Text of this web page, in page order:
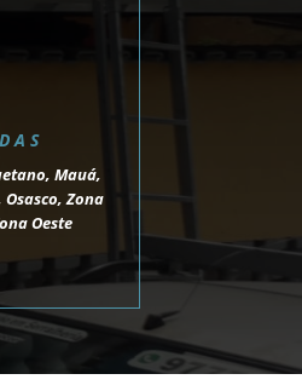
Mauá,
Zona
Oeste